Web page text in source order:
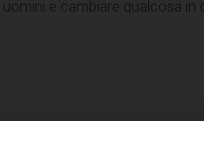
e cambiare qualcosa